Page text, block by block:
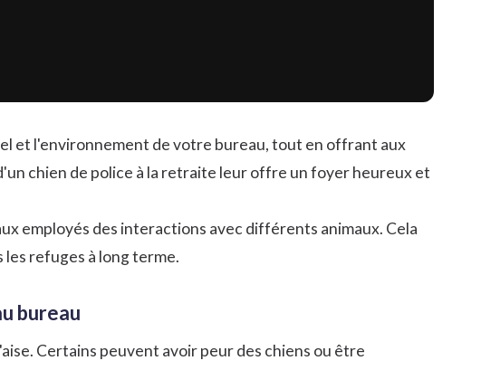
et l'environnement de votre bureau, tout en offrant aux
chien de police à la retraite leur offre un foyer heureux et
employés des interactions avec différents animaux. Cela
refuges à long terme.
bureau
Certains peuvent avoir peur des chiens ou être